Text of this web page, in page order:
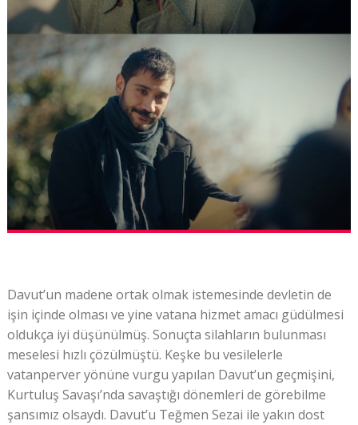
Davut’un madene ortak olmak istemesinde devletin de
işin içinde olması ve yine vatana hizmet amacı güdülmesi
oldukça iyi düşünülmüş. Sonuçta silahların bulunması
meselesi hızlı çözülmüştü. Keşke bu vesilelerle
vatanperver yönüne vurgu yapılan Davut’un geçmişini,
Kurtuluş Savaşı’nda savaştığı dönemleri de görebilme
şansımız olsaydı. Davut’u Teğmen Sezai ile yakın dost